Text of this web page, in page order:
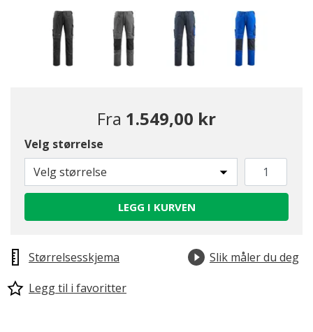
valgte
Fra 1.549,00 kr
Velg størrelse
Velg størrelse
LEGG I KURVEN
Størrelsesskjema
Slik måler du deg
Legg til i favoritter